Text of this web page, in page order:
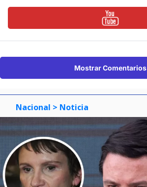
Mostrar Comentarios
Nacional > Noticia